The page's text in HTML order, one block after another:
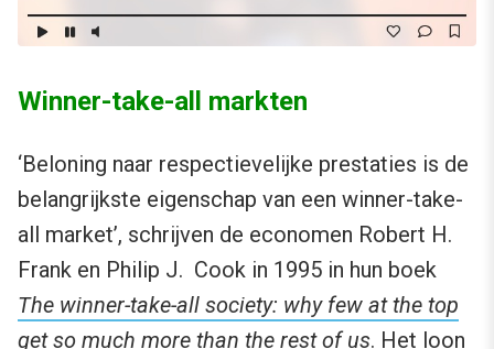
Winner-take-all markten
‘Beloning naar respectievelijke prestaties is de
belangrijkste eigenschap van een winner-take-
all market’, schrijven de economen Robert H.
Frank en Philip J. Cook in 1995 in hun boek
The winner-take-all society: why few at the top
get so much more than the rest of us. Het loon